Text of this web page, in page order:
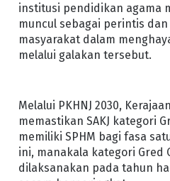
institusi pendidikan agama
muncul sebagai perintis
masyarakat dalam
melalui galakan tersebut.
Melalui PKHNJ 2030,
memastikan SAKJ kategori
memiliki SPHM bagi fasa
ini, manakala kategori Gred
dilaksanakan pada tahun